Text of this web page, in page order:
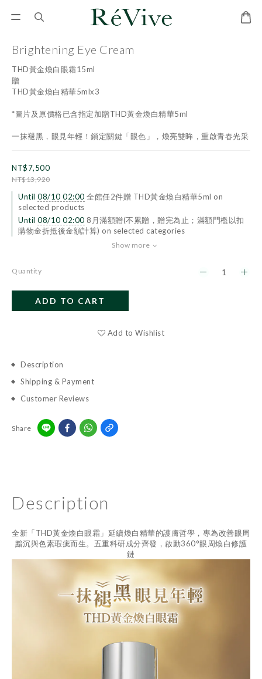
Brightening Eye Cream
THD黃金煥白眼霜15ml
贈
THD黃金煥白精華5mlx3
*圖片及原價格已含指定加贈THD黃金煥白精華5ml
一抹褪黑，眼見年輕！鎖定關鍵「眼色」，煥亮雙眸，重啟青春光采
NT$7,500
NT$13,920
Until 08/10 02:00 全館任2件贈 THD黃金煥白精華5ml on
selected products
Until 08/10 02:00 8月滿額贈(不累贈，贈完為止；滿額門檻以扣
購物金折抵後金額計算) on selected categories
Show more
Quantity
ADD TO CART
Add to Wishlist
Description
Shipping & Payment
Customer Reviews
Share
Description
全新「THD黃金煥白眼霜」延續煥白精華的護膚哲學，專為改善眼周
黯沉與色素瑕疵而生。五重科研成分齊發，啟動360°眼周煥白修護
鏈